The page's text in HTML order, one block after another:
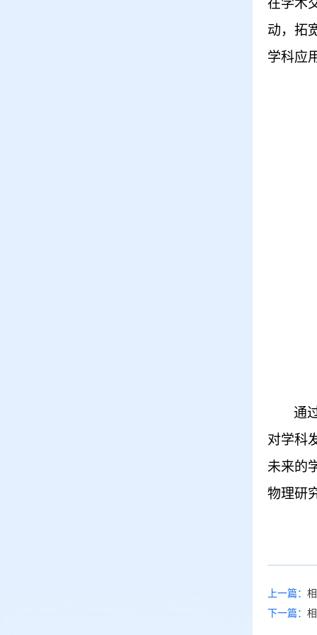
在学术
动，拓
学科应
通
对学科
未来的
物理研
上一篇：
下一篇：